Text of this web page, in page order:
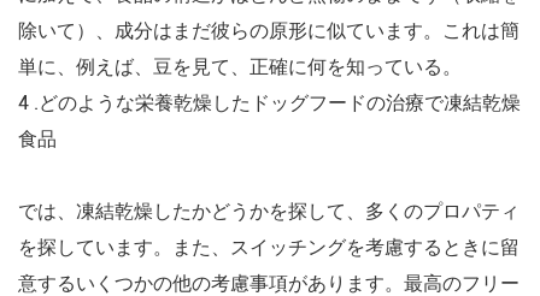
除いて）、成分はまだ彼らの原形に似ています。これは簡
単に、例えば、豆を見て、正確に何を知っている。
4 .どのような栄養乾燥したドッグフードの治療で凍結乾燥
食品
では、凍結乾燥したかどうかを探して、多くのプロパティ
を探しています。また、スイッチングを考慮するときに留
意するいくつかの他の考慮事項があります。最高のフリー